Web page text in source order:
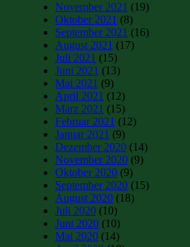
November 2021 (19)
Oktober 2021 (8)
September 2021 (16)
August 2021 (17)
Juli 2021 (15)
Juni 2021 (13)
Mai 2021 (9)
April 2021 (12)
März 2021 (15)
Februar 2021 (12)
Januar 2021 (9)
Dezember 2020 (14)
November 2020 (9)
Oktober 2020 (9)
September 2020 (15)
August 2020 (18)
Juli 2020 (10)
Juni 2020 (10)
Mai 2020 (14)